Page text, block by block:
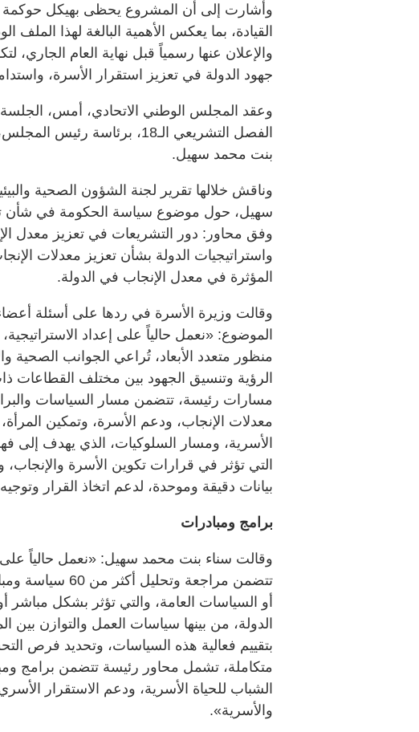
وأشارت إلى أن المشروع يحظى بهيكل حوكمة
القيادة، بما يعكس الأهمية البالغة لهذا الملف
والإعلان عنها رسمياً قبل نهاية العام
جهود الدولة في تعزيز استقرار الأسرة،
الفصل التشريعي الـ18،
بنت محمد سهيل.
وناقش خلالها تقرير لجنة الشؤون الصحية
سهيل، حول موضوع سياسة الحكومة في شأن
وفق محاور: دور التشريعات في تعزيز معدل
واستراتيجيات الدولة بشأن تعزيز معدلات
المؤثرة في معدل الإنجاب في الدولة.
وقالت وزيرة الأسرة في ردها على أسئلة
الموضوع: «نعمل حالياً على إعداد
منظور متعدد الأبعاد، تُراعي الجوانب الصحية
الرؤية وتنسيق الجهود بين مختلف القطاعات
مسارات رئيسة، تتضمن مسار السياسات
معدلات الإنجاب، ودعم الأسرة، وتمكين
الأسرية، ومسار السلوكيات، الذي يهدف إلى
التي تؤثر في قرارات تكوين الأسرة والإنجاب،
بيانات دقيقة وموحدة، لدعم اتخاذ القرار
برامج ومبادرات
وقالت سناء بنت محمد سهيل: «نعمل حالياً
تتضمن مراجعة
أو السياسات العامة، والتي تؤثر بشكل
الدولة، من بينها سياسات العمل والتوازن بين
بتقييم فعالية هذه السياسات، وتحديد فرص
متكاملة، تشمل محاور رئيسة تتضمن برامج
الشباب للحياة الأسرية، ودعم الاستقرار
والأسرية».